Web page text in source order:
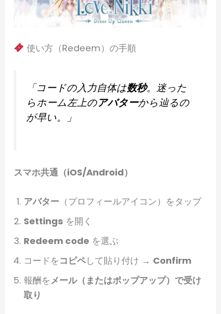
使い方（Redeem）の手順
「コードの入力自体は数秒。迷った
らホーム左上のアバターから辿るの
が早い。」
スマホ共通（iOS/Android）
アバター （プロフィールアイコン）をタップ
Settings を開く
Redeem code を選ぶ
コードをコピペして貼り付け → Confirm
報酬をメール（またはポップアップ）で受け
取り